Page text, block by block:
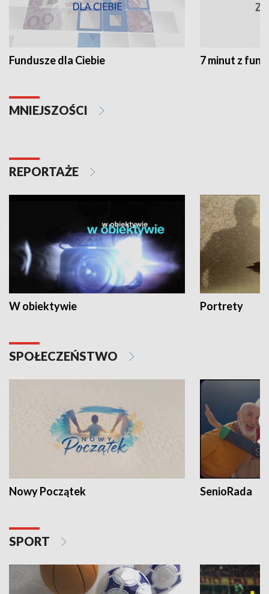
Fundusze dla Ciebie 7 minut z
MNIEJSZOŚCI
REPORTAŻE
W obiektywie Portrety
SPOŁECZEŃSTWO
Nowy Początek SenioRada
SPORT